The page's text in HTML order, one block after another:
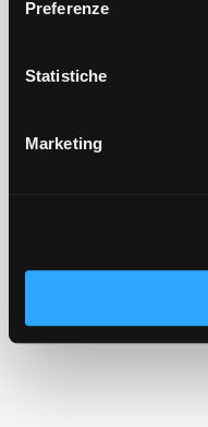
Preferenze
Statistiche
Marketing
We